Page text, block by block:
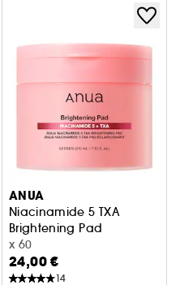
ANUA
Niacinamide 5 TXA
Brightening Pad
Discos iluminadores com
x 60
24,00 €
14